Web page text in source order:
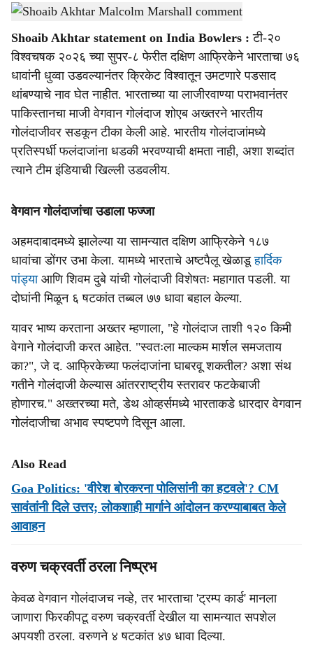
a
r
e
Shoaib Akhtar Malcolm Marshall comment-Dainik Gomantak
Shoaib Akhtar statement on India Bowlers : टी-२०
विश्वचषक २०२६ च्या सुपर-८ फेरीत दक्षिण आफ्रिकेने भारताचा ७६
धावांनी धुव्वा उडवल्यानंतर क्रिकेट विश्वातून उमटणारे पडसाद
थांबण्याचे नाव घेत नाहीत. भारताच्या या लाजीरवाण्या पराभवानंतर
पाकिस्तानचा माजी वेगवान गोलंदाज शोएब अख्तरने भारतीय
गोलंदाजीवर सडकून टीका केली आहे. भारतीय गोलंदाजांमध्ये
प्रतिस्पर्धी फलंदाजांना धडकी भरवण्याची क्षमता नाही, अशा शब्दांत
त्याने टीम इंडियाची खिल्ली उडवलीय.
वेगवान गोलंदाजांचा उडाला फज्जा
अहमदाबादमध्ये झालेल्या या सामन्यात दक्षिण आफ्रिकेने १८७
धावांचा डोंगर उभा केला. यामध्ये भारताचे अष्टपैलू खेळाडूहार्दिक
पांड्याआणि शिवम दुबे यांची गोलंदाजी विशेषतः महागात पडली. या
दोघांनी मिळून ६ षटकांत तब्बल ७७ धावा बहाल केल्या.
यावर भाष्य करताना अख्तर म्हणाला, "हे गोलंदाज ताशी १२० किमी
वेगाने गोलंदाजी करत आहेत. "स्वतःला माल्कम मार्शल समजताय
का?", जे द. आफ्रिकेच्या फलंदाजांना घाबरवू शकतील? अशा संथ
गतीने गोलंदाजी केल्यास आंतरराष्ट्रीय स्तरावर फटकेबाजी
होणारच." अख्तरच्या मते, डेथ ओव्हर्समध्ये भारताकडे धारदार वेगवान
गोलंदाजीचा अभाव स्पष्टपणे दिसून आला.
Also Read
Goa Politics: 'वीरेश बोरकरना पोलिसांनी का हटवले'? CM
सावंतांनी दिले उत्तर; लोकशाही मार्गाने आंदोलन करण्याबाबत केले
आवाहन
वरुण चक्रवर्ती ठरला निष्प्रभ
केवळ वेगवान गोलंदाजच नव्हे, तर भारताचा 'ट्रम्प कार्ड' मानला
जाणारा फिरकीपटू वरुण चक्रवर्ती देखील या सामन्यात सपशेल
अपयशी ठरला. वरुणने ४ षटकांत ४७ धावा दिल्या.